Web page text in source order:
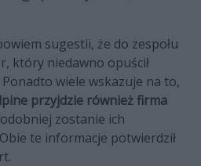
sugestii, że do zespołu
który niedawno opuścił
wiele wskazuje na to,
przyjdzie również firma
zostanie ich
te informacje potwierdził